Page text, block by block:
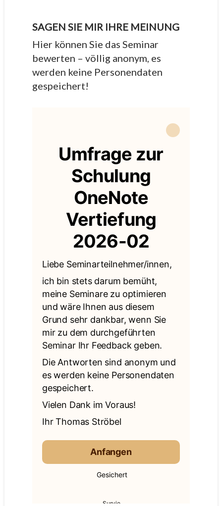
SAGEN SIE MIR IHRE MEINUNG
Hier können Sie das Seminar
bewerten – völlig anonym, es
werden keine Personendaten
gespeichert!